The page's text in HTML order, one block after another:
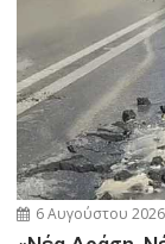
6 Αυγούστου 2026